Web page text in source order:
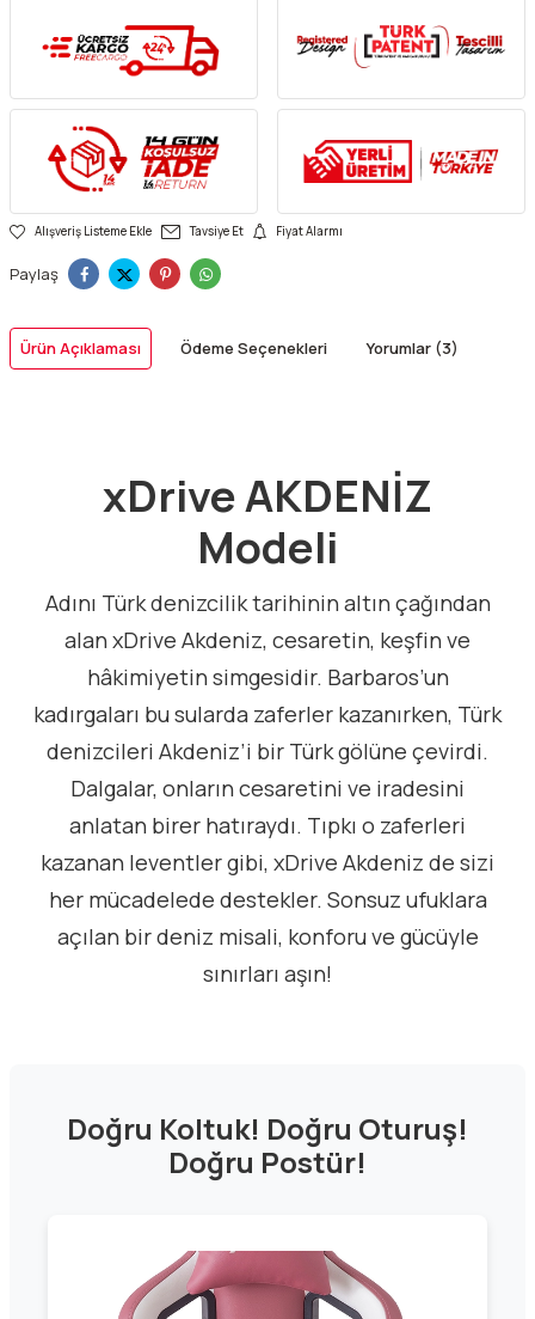
Alışveriş Listeme Ekle Tavsiye Et Fiyat Alarmı
Paylaş
Ürün Açıklaması Ödeme Seçenekleri Yorumlar (3)
xDrive AKDENİZ
Modeli
Adını Türk denizcilik tarihinin altın çağından
alan xDrive Akdeniz, cesaretin, keşfin ve
hâkimiyetin simgesidir. Barbaros’un
kadırgaları bu sularda zaferler kazanırken, Türk
denizcileri Akdeniz’i bir Türk gölüne çevirdi.
Dalgalar, onların cesaretini ve iradesini
anlatan birer hatıraydı. Tıpkı o zaferleri
kazanan leventler gibi, xDrive Akdeniz de sizi
her mücadelede destekler. Sonsuz ufuklara
açılan bir deniz misali, konforu ve gücüyle
sınırları aşın!
Doğru Koltuk! Doğru Oturuş!
Doğru Postür!